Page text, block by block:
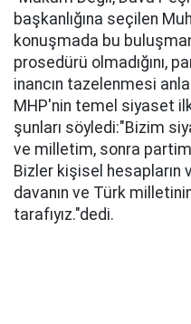
başkanlığına seçilen
konuşmada bu
prosedürü olmadığını,
inancın tazelenmesi
MHP'nin temel siyaset
şunları söyledi:​"Bizim
ve milletim, sonra partim
Bizler kişisel hesapların
davanın ve Türk
tarafıyız."dedi.